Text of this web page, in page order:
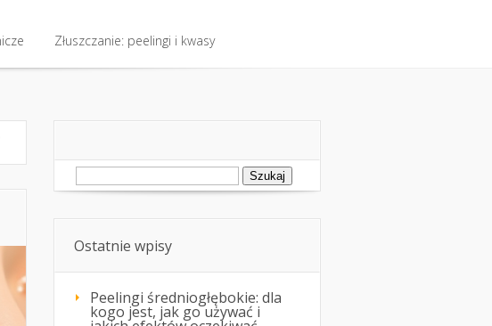
aktywne Skóra trądzikowa i problemy
Złuszczanie: peelingi i kwasy
Szukaj:
Ostatnie wpisy
Peelingi średniogłębokie: dla
kogo jest, jak go używać i